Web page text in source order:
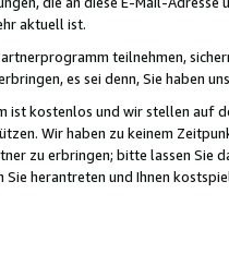
aktuell ist.
teilnehmen,
es sei denn, Sie haben
ist kostenlos und wir stellen auf
Wir haben zu keinem
zu erbringen; bitte lassen Sie
herantreten und Ihnen